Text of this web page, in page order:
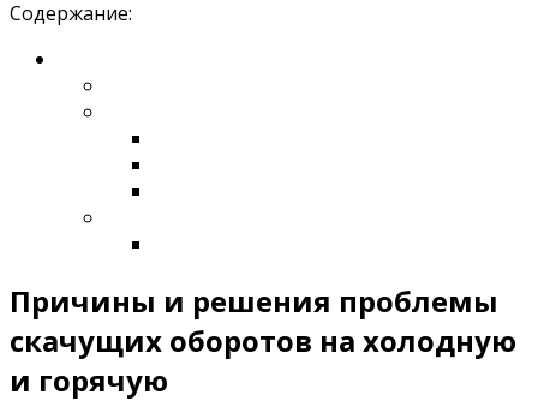
Содержание:
Причины и решения проблемы
скачущих оборотов на холодную
и горячую